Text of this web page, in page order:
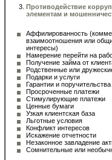
Противодействие
элементам и
Аффилированность
взаимоотношения или
интересы)
Намерение перейти на
Получение займа от
Родственные или
Подарки и услуги
Гарантии и поручительства
Просроченные платежи
Стимулирующие платежи
Ценные бумаги
Узкая клиентская база
Льготные условия
Конфликт интересов
Искажение отчетности
Незаконное завладение
Сомнительные или